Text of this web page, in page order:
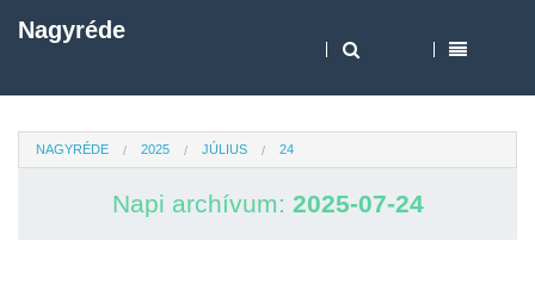
Nagyréde
NAGYRÉDE 2025 JÚLIUS 24
Napi archívum: 2025-07-24